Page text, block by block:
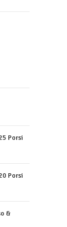
Porsi
Porsi
&